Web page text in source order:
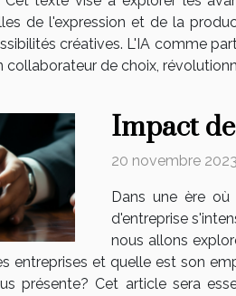
de l'expression et de la
créatives. L'IA comme
de choix,
Impact
20 novembre
Dans une ère
d'entreprise
nous allons
entreprises et quelle est son
présente? Cet article sera